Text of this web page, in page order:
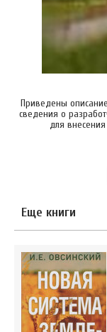
Приведены
сведения о
для
Еще книги